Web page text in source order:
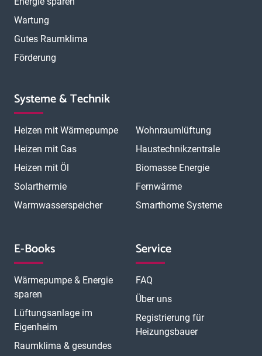
Wartung
Gutes Raumklima
Förderung
Systeme & Technik
Heizen mit Wärmepumpe
Heizen mit Gas
Heizen mit Öl
Solarthermie
Warmwasserspeicher
Wohnraumlüftung
Haustechnikzentrale
Biomasse Energie
Fernwärme
Smarthome Systeme
E-Books
Wärmepumpe & Energie
sparen
Lüftungsanlage im
Eigenheim
Raumklima & gesundes
Service
FAQ
Über uns
Registrierung für
Heizungsbauer